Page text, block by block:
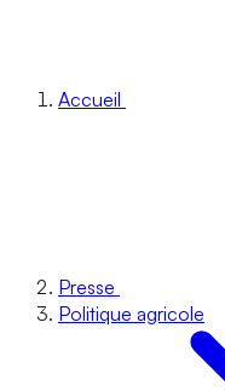
Accueil
Presse
Politique agricole